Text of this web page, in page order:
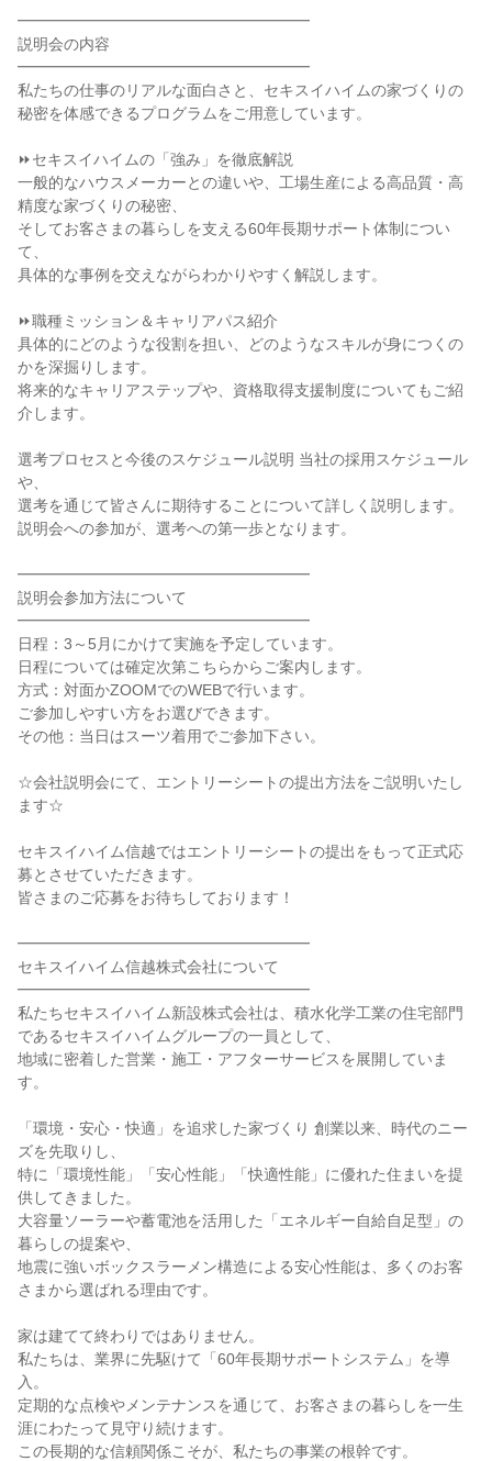
━━━━━━━━━━━━━━━━━━━
説明会の内容
━━━━━━━━━━━━━━━━━━━
私たちの仕事のリアルな面白さと、セキスイハイムの家づくりの
秘密を体感できるプログラムをご用意しています。
⏩セキスイハイムの「強み」を徹底解説
一般的なハウスメーカーとの違いや、工場生産による高品質・高
精度な家づくりの秘密、
そしてお客さまの暮らしを支える60年長期サポート体制につい
て、
具体的な事例を交えながらわかりやすく解説します。
⏩職種ミッション＆キャリアパス紹介
具体的にどのような役割を担い、どのようなスキルが身につくの
かを深掘りします。
将来的なキャリアステップや、資格取得支援制度についてもご紹
介します。
選考プロセスと今後のスケジュール説明 当社の採用スケジュール
や、
選考を通じて皆さんに期待することについて詳しく説明します。
説明会への参加が、選考への第一歩となります。
━━━━━━━━━━━━━━━━━━━
説明会参加方法について
━━━━━━━━━━━━━━━━━━━
日程：3～5月にかけて実施を予定しています。
日程については確定次第こちらからご案内します。
方式：対面かZOOMでのWEBで行います。
ご参加しやすい方をお選びできます。
その他：当日はスーツ着用でご参加下さい。
☆会社説明会にて、エントリーシートの提出方法をご説明いたし
ます☆
セキスイハイム信越ではエントリーシートの提出をもって正式応
募とさせていただきます。
皆さまのご応募をお待ちしております！
━━━━━━━━━━━━━━━━━━━
セキスイハイム信越株式会社について
━━━━━━━━━━━━━━━━━━━
私たちセキスイハイム新設株式会社は、積水化学工業の住宅部門
であるセキスイハイムグループの一員として、
地域に密着した営業・施工・アフターサービスを展開していま
す。
「環境・安心・快適」を追求した家づくり 創業以来、時代のニー
ズを先取りし、
特に「環境性能」「安心性能」「快適性能」に優れた住まいを提
供してきました。
大容量ソーラーや蓄電池を活用した「エネルギー自給自足型」の
暮らしの提案や、
地震に強いボックスラーメン構造による安心性能は、多くのお客
さまから選ばれる理由です。
家は建てて終わりではありません。
私たちは、業界に先駆けて「60年長期サポートシステム」を導
入。
定期的な点検やメンテナンスを通じて、お客さまの暮らしを一生
涯にわたって見守り続けます。
この長期的な信頼関係こそが、私たちの事業の根幹です。